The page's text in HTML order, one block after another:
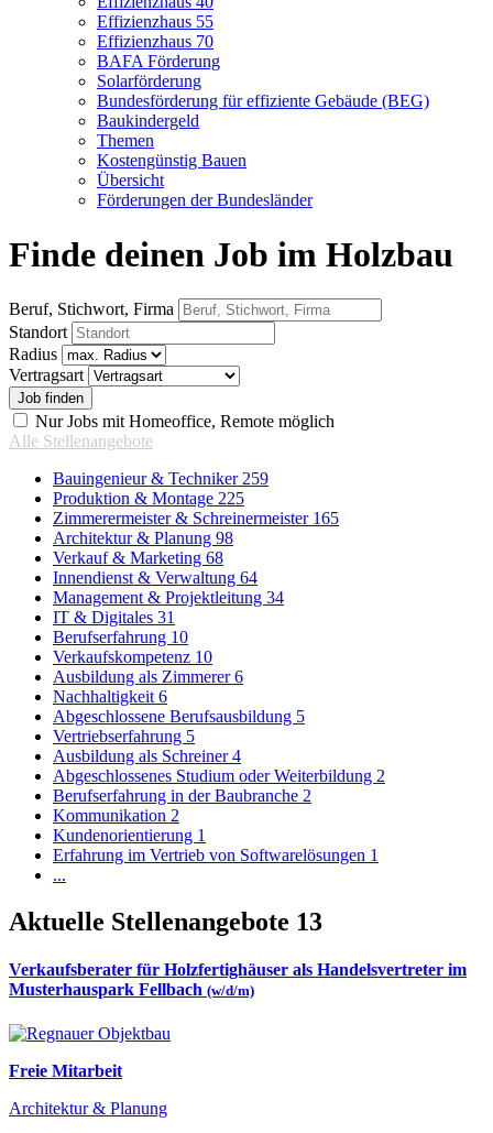
Effizienzhaus 55
Effizienzhaus 70
BAFA Förderung
Solarförderung
Bundesförderung für effiziente Gebäude (BEG)
Baukindergeld
Themen
Kostengünstig Bauen
Übersicht
Förderungen der Bundesländer
Finde deinen Job im Holzbau
Beruf, Stichwort, Firma
Standort
Radius
Vertragsart
Nur Jobs mit Homeoffice, Remote möglich
Alle Stellenangebote
Bauingenieur & Techniker 259
Produktion & Montage 225
Zimmerermeister & Schreinermeister 165
Architektur & Planung 98
Verkauf & Marketing 68
Innendienst & Verwaltung 64
Management & Projektleitung 34
IT & Digitales 31
Berufserfahrung 10
Verkaufskompetenz 10
Ausbildung als Zimmerer6
Nachhaltigkeit 6
Abgeschlossene Berufsausbildung 5
Vertriebserfahrung 5
Ausbildung als Schreiner4
Abgeschlossenes Studium oder Weiterbildung 2
Berufserfahrung in der Baubranche 2
Kommunikation 2
Kundenorientierung 1
Erfahrung im Vertrieb von Softwarelösungen 1
...
Aktuelle Stellenangebote 13
Verkaufsberater für Holzfertighäuser als Handelsvertreter im
Musterhauspark Fellbach (w/d/m)
Freie Mitarbeit
Architektur & Planung